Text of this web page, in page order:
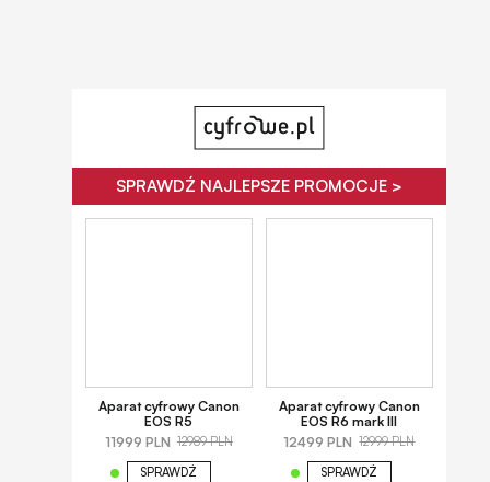
SPRAWDŹ NAJLEPSZE PROMOCJE >
Aparat cyfrowy Canon
EOS R5
11999 PLN 12989 PLN
SPRAWDŹ
Aparat cyfrowy Canon
EOS R6 mark III
12499 PLN 12999 PLN
SPRAWDŹ